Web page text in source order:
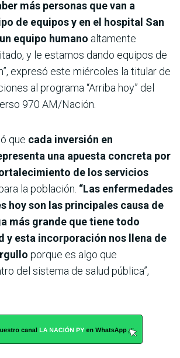
más personas que van a
de equipos y en el hospital San
equipo humano altamente
y le estamos dando equipos de
expresó este miércoles la titular de
al programa “Arriba hoy” del
970 AM/Nación.
que cada inversión en
una apuesta concreta por
de los servicios
la población. “Las enfermedades
hoy son las principales causa de
más grande que tiene todo
y esta incorporación nos llena de
porque es algo que
del sistema de salud pública”,